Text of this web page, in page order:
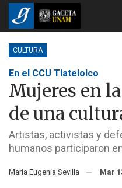
CULTURA
En el CCU Tlatelolco
Mujeres en
de una
Artistas, activistas y
humanos participaron
María Eugenia Sevilla Mar